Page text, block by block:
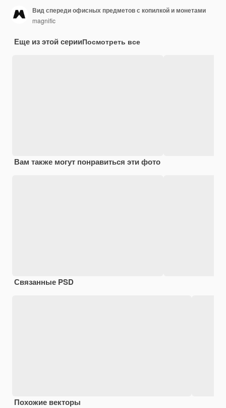
Вид спереди офисных предметов с копилкой и монетами
magnific
Еще из этой серииПосмотреть все
Вам также могут понравиться эти фото
Связанные PSD
Похожие векторы